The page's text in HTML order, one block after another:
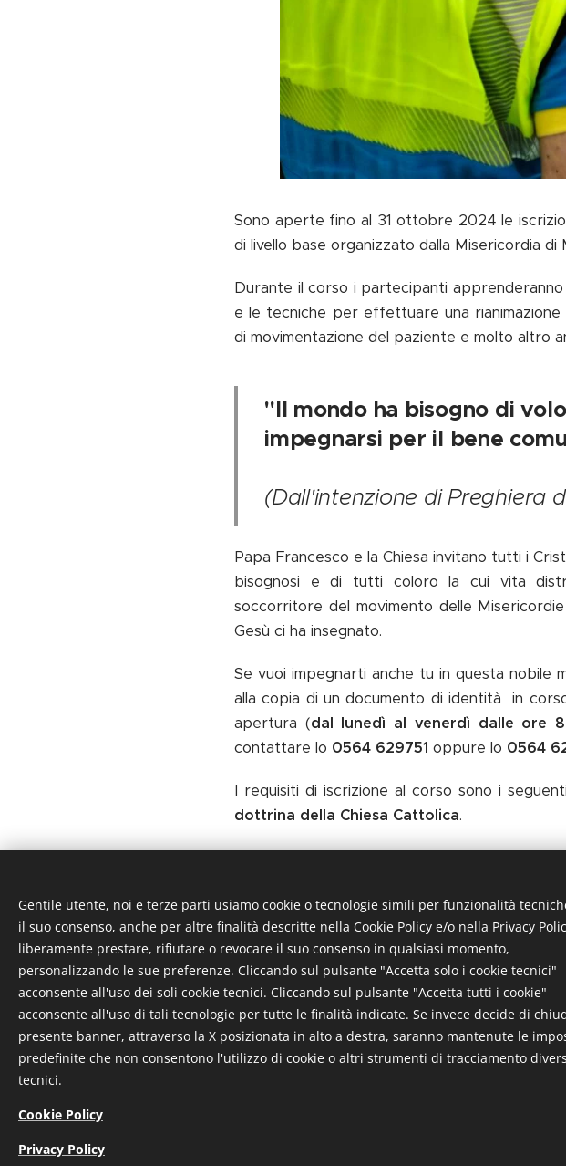
Sono aperte fino al 31 ottobre 2024 le
di livello base organizzato dalla Misericordia
Durante il corso i partecipanti
e le tecniche per effettuare una
di movimentazione del paziente e molto altro
"Il mondo ha bisogno di
impegnarsi per il bene
(Dall'intenzione di Preghiera
Papa Francesco e la Chiesa invitano tutti i
bisognosi e di tutti coloro la cui vita
soccorritore del movimento delle
Gesù ci ha insegnato.
Se vuoi impegnarti anche tu in questa nobile
alla copia di un documento di identità in
apertura (dal lunedì al venerdì dalle ore
contattare lo 0564 629751 oppure lo 0564
I requisiti di iscrizione al corso sono i
dottrina della Chiesa Cattolica.
MODULO PER VOLONTARIO EFFETTIVO
identità in corso di validità)
MODULO PER VOLONTARIO EFFETTIVO
in corso di validità)
Gentile utente, noi e terze parti usiamo cookie o tecnologie simili per funzionalità
il suo consenso, anche per altre finalità descritte nella Cookie Policy e/o nella Privacy
liberamente prestare, rifiutare o revocare il suo consenso in qualsiasi momento,
personalizzando le sue preferenze. Cliccando sul pulsante "Accetta solo i cookie tecnici"
acconsente all'uso dei soli cookie tecnici. Cliccando sul pulsante "Accetta tutti i cookie"
acconsente all'uso di tali tecnologie per tutte le finalità indicate. Se invece decide di
presente banner, attraverso la X posizionata in alto a destra, saranno mantenute le
predefinite che non consentono l'utilizzo di cookie o altri strumenti di tracciamento
tecnici.
Cookie Policy
Privacy Policy